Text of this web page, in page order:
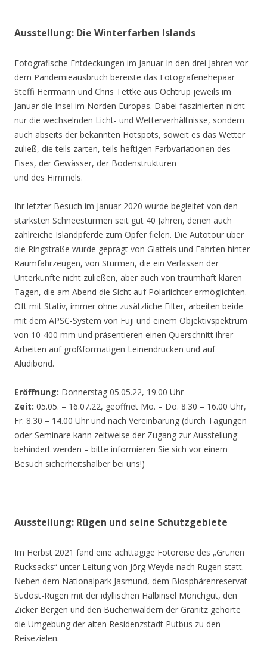
Ausstellung: Die Winterfarben Islands
Fotografische Entdeckungen im Januar In den drei Jahren vor
dem Pandemieausbruch bereiste das Fotografenehepaar
Steffi Herrmann und Chris Tettke aus Ochtrup jeweils im
Januar die Insel im Norden Europas. Dabei faszinierten nicht
nur die wechselnden Licht- und Wetterverhältnisse, sondern
auch abseits der bekannten Hotspots, soweit es das Wetter
zuließ, die teils zarten, teils heftigen Farbvariationen des
Eises, der Gewässer, der Bodenstrukturen
und des Himmels.
Ihr letzter Besuch im Januar 2020 wurde begleitet von den
stärksten Schneestürmen seit gut 40 Jahren, denen auch
zahlreiche Islandpferde zum Opfer fielen. Die Autotour über
die Ringstraße wurde geprägt von Glatteis und Fahrten hinter
Räumfahrzeugen, von Stürmen, die ein Verlassen der
Unterkünfte nicht zuließen, aber auch von traumhaft klaren
Tagen, die am Abend die Sicht auf Polarlichter ermöglichten.
Oft mit Stativ, immer ohne zusätzliche Filter, arbeiten beide
mit dem APSC-System von Fuji und einem Objektivspektrum
von 10-400 mm und präsentieren einen Querschnitt ihrer
Arbeiten auf großformatigen Leinendrucken und auf
Aludibond.
Eröffnung: Donnerstag 05.05.22, 19.00 Uhr
Zeit: 05.05. – 16.07.22, geöffnet Mo. – Do. 8.30 – 16.00 Uhr,
Fr. 8.30 – 14.00 Uhr und nach Vereinbarung (durch Tagungen
oder Seminare kann zeitweise der Zugang zur Ausstellung
behindert werden – bitte informieren Sie sich vor einem
Besuch sicherheitshalber bei uns!)
Ausstellung: Rügen und seine Schutzgebiete
Im Herbst 2021 fand eine achttägige Fotoreise des „Grünen
Rucksacks“ unter Leitung von Jörg Weyde nach Rügen statt.
Neben dem Nationalpark Jasmund, dem Biosphärenreservat
Südost-Rügen mit der idyllischen Halbinsel Mönchgut, den
Zicker Bergen und den Buchenwäldern der Granitz gehörte
die Umgebung der alten Residenzstadt Putbus zu den
Reisezielen.